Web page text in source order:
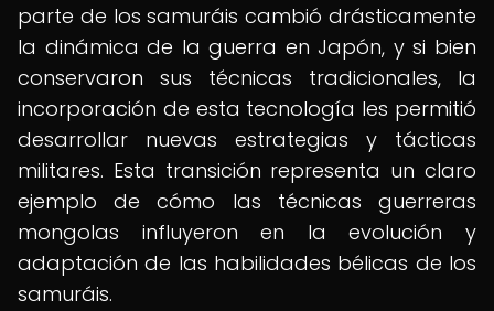
parte de los samuráis cambió drásticamente
la dinámica de la guerra en Japón, y si bien
conservaron sus técnicas tradicionales, la
incorporación de esta tecnología les permitió
desarrollar nuevas estrategias y tácticas
militares. Esta transición representa un claro
ejemplo de cómo las técnicas guerreras
mongolas influyeron en la evolución y
adaptación de las habilidades bélicas de los
samuráis.